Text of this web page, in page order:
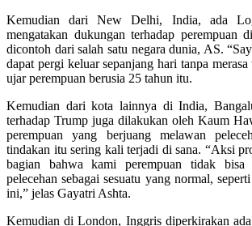
Kemudian dari New Delhi, India, ada
mengatakan dukungan terhadap perempuan
dicontoh dari salah satu negara dunia, AS.
dapat pergi keluar sepanjang hari tanpa
ujar perempuan berusia 25 tahun itu.
Kemudian dari kota lainnya di India,
terhadap Trump juga dilakukan oleh Kaum
perempuan yang berjuang melawan
tindakan itu sering kali terjadi di sana. “Aksi
bagian bahwa kami perempuan tidak bisa
pelecehan sebagai sesuatu yang normal,
ini,” jelas Gayatri Ashta.
Kemudian di London, Inggris diperkirakan